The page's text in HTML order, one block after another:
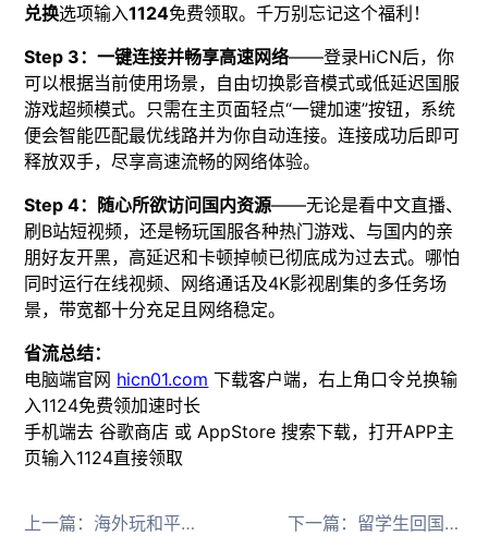
兑换选项输入1124免费领取。千万别忘记这个福利！
Step 3：一键连接并畅享高速网络——登录HiCN后，你
可以根据当前使用场景，自由切换影音模式或低延迟国服
游戏超频模式。只需在主页面轻点“一键加速”按钮，系统
便会智能匹配最优线路并为你自动连接。连接成功后即可
释放双手，尽享高速流畅的网络体验。
Step 4：随心所欲访问国内资源——无论是看中文直播、
刷B站短视频，还是畅玩国服各种热门游戏、与国内的亲
朋好友开黑，高延迟和卡顿掉帧已彻底成为过去式。哪怕
同时运行在线视频、网络通话及4K影视剧集的多任务场
景，带宽都十分充足且网络稳定。
省流总结：
电脑端官网 hicn01.com 下载客户端，右上角口令兑换输
入1124免费领加速时长
手机端去 谷歌商店 或 AppStore 搜索下载，打开APP主
页输入1124直接领取
上一篇： 海外玩和平精英延迟高用HiCN回国加速器一键优化 下一篇： 留学生回国加速器哪个好用？实测推荐HiCN回国加速器